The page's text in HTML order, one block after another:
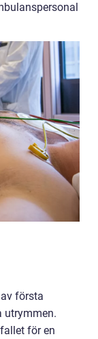
första
utrymmen.
för en